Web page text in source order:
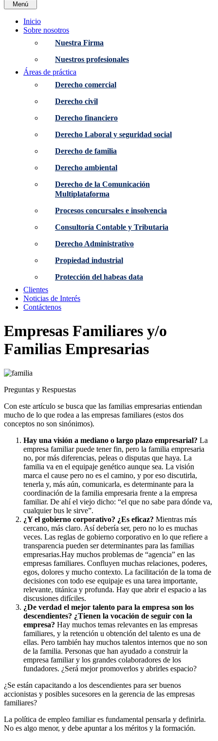
Menú
Inicio
Sobre nosotros
Nuestra Firma
Nuestros profesionales
Áreas de práctica
Derecho comercial
Derecho civil
Derecho financiero
Derecho Laboral y seguridad social
Derecho de familia
Derecho ambiental
Derecho de la Comunicación
Multiplataforma
Procesos concursales e insolvencia
Consultoría Contable y Tributaria
Derecho Administrativo
Propiedad industrial
Protección del habeas data
Clientes
Noticias de Interés
Contáctenos
Empresas Familiares y/o
Familias Empresarias
Preguntas y Respuestas
Con este artículo se busca que las familias empresarias entiendan
mucho de lo que rodea a las empresas familiares (estos dos
conceptos no son sinónimos).
Hay una visión a mediano o largo plazo empresarial? La
empresa familiar puede tener fin, pero la familia empresaria
no, por más diferencias, peleas o disputas que haya. La
familia va en el equipaje genético aunque sea. La visión
marca el cause pero no es el camino, y por eso discutirla,
tenerla y, más aún, comunicarla, es determinante para la
coordinación de la familia empresaria frente a la empresa
familiar. De ahí el viejo dicho: “el que no sabe para dónde va,
cualquier bus le sirve”.
¿Y el gobierno corporativo? ¿Es eficaz? Mientras más
cercano, más claro. Así debería ser, pero no lo es muchas
veces. Las reglas de gobierno corporativo en lo que refiere a
transparencia pueden ser determinantes para las familias
empresarias.Hay muchos problemas de “agencia” en las
empresas familiares. Confluyen muchas relaciones, poderes,
egos, dolores y mucho contexto. La facilitación de la toma de
decisiones con todo ese equipaje es una tarea importante,
relevante, titánica y profunda. Hay que abrir el espacio a las
discusiones difíciles.
¿De verdad el mejor talento para la empresa son los
descendientes? ¿Tienen la vocación de seguir con la
empresa? Hay muchos temas relevantes en las empresas
familiares, y la retención u obtención del talento es una de
ellas. Pero también hay muchos talentos internos que no son
de la familia. Personas que han ayudado a construir la
empresa familiar y los grandes colaboradores de los
fundadores. ¿Será mejor promoverlos y abrirles espacio?
¿Se están capacitando a los descendientes para ser buenos
accionistas y posibles sucesores en la gerencia de las empresas
familiares?
La política de empleo familiar es fundamental pensarla y definirla.
No es algo menor, y debe apuntar a los méritos y la formación.